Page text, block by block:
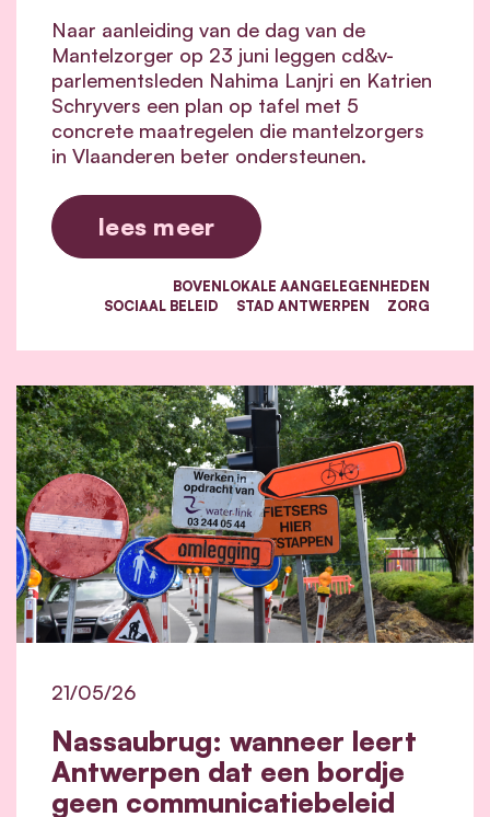
Naar aanleiding van de dag van de
Mantelzorger op 23 juni leggen cd&v-
parlementsleden Nahima Lanjri en Katrien
Schryvers een plan op tafel met 5
concrete maatregelen die mantelzorgers
in Vlaanderen beter ondersteunen.
lees meer
BOVENLOKALE AANGELEGENHEDEN
SOCIAAL BELEID
STAD ANTWERPEN ZORG
Nassaubrug: wanneer leert
Antwerpen dat een bordje
geen communicatiebeleid
21/05/26